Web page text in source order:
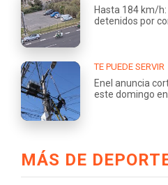
Hasta 184 km/
detenidos por
TE PUEDE SERVIR
Enel anuncia
este domingo
MÁS DE